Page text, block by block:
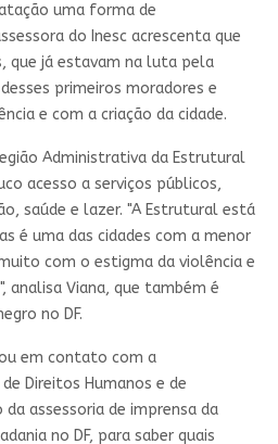
uma forma de
do Inesc acrescenta que
que já estavam na luta pela
primeiros moradores e
e com a criação da cidade.
Administrativa da Estrutural
acesso a serviços públicos,
saúde e lazer. "A Estrutural está
é uma das cidades com a menor
com o estigma da violência e
analisa Viana, que também é
no DF.
em contato com a
Direitos Humanos e de
assessoria de imprensa da
no DF, para saber quais